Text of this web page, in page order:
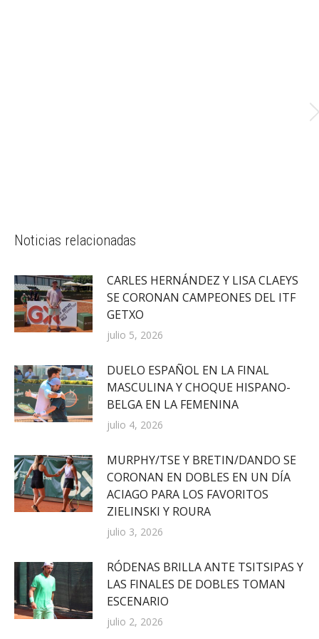
Noticias relacionadas
CARLES HERNÁNDEZ Y LISA CLAEYS
SE CORONAN CAMPEONES DEL ITF
GETXO
julio 5, 2026
DUELO ESPAÑOL EN LA FINAL
MASCULINA Y CHOQUE HISPANO-
BELGA EN LA FEMENINA
julio 4, 2026
MURPHY/TSE Y BRETIN/DANDO SE
CORONAN EN DOBLES EN UN DÍA
ACIAGO PARA LOS FAVORITOS
ZIELINSKI Y ROURA
julio 3, 2026
RÓDENAS BRILLA ANTE TSITSIPAS Y
LAS FINALES DE DOBLES TOMAN
ESCENARIO
julio 2, 2026